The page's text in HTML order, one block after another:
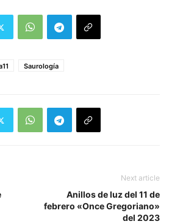
Saurología
Next article
Anillos de luz del 11 de
febrero «Once Gregoriano»
del 2023